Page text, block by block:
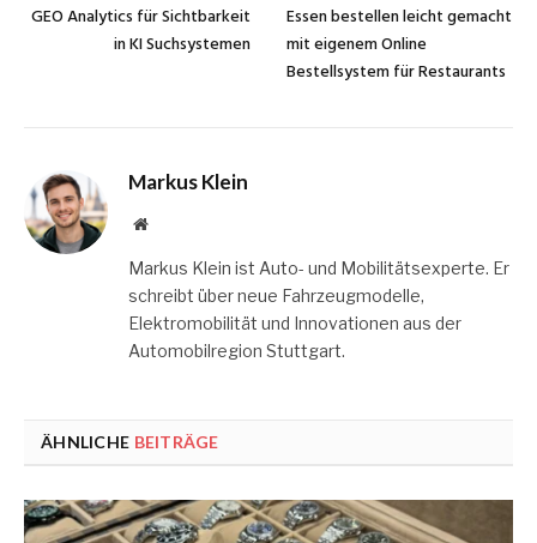
GEO Analytics für Sichtbarkeit
in KI Suchsystemen
Essen bestellen leicht gemacht
mit eigenem Online
Bestellsystem für Restaurants
Markus Klein
Website
Markus Klein ist Auto- und Mobilitätsexperte. Er
schreibt über neue Fahrzeugmodelle,
Elektromobilität und Innovationen aus der
Automobilregion Stuttgart.
ÄHNLICHE BEITRÄGE